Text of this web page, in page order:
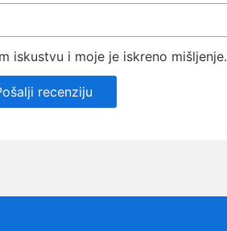
iskustvu i moje je iskreno mišljenje.
recenziju